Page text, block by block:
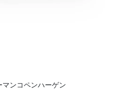
ンコペンハーゲン